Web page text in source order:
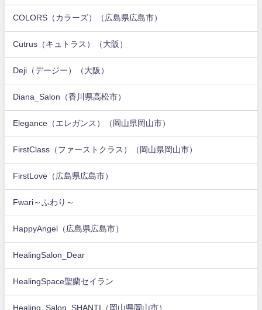
COLORS（カラーズ）（広島県広島市）
Cutrus（キュトラス）（大阪）
Deji（デージー）（大阪）
Diana_Salon（香川県高松市）
Elegance（エレガンス）（岡山県岡山市）
FirstClass（ファーストクラス）（岡山県岡山市）
FirstLove（広島県広島市）
Fwari～ふわり～
HappyAngel（広島県広島市）
HealingSalon_Dear
HealingSpace聖蘭セイラン
Healing_Salon_SHANTI（岡山県岡山市）